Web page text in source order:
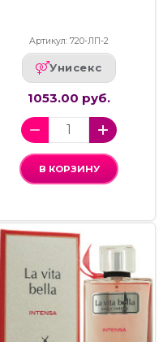
Артикул: 720-ЛП-2
Унисекс
1053.00 руб.
В КОРЗИНУ